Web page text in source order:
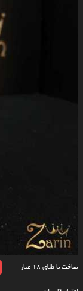
ساخت با طلای ۱۸ عیار